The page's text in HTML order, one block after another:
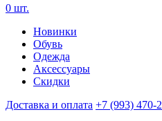
0 шт.
Новинки
Обувь
Одежда
Аксессуары
Скидки
Доставка и оплата +7 (993) 470-